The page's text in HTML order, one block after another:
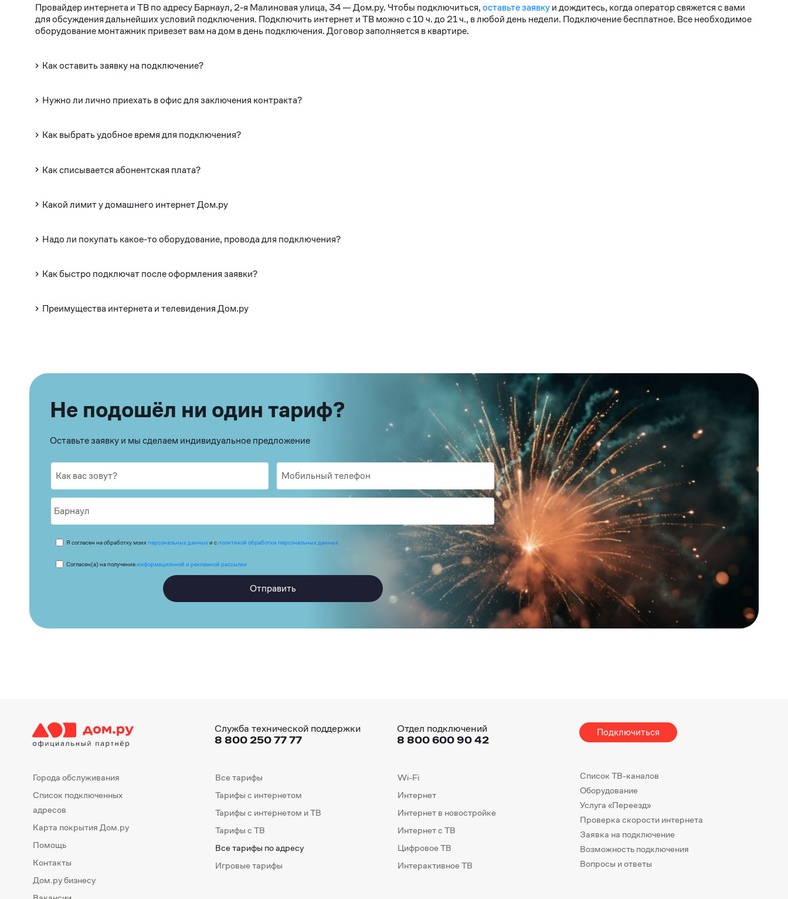
Провайдер интернета и ТВ по адресу Барнаул, 2-я Малиновая улица, 34 — Дом.ру. Чтобы подключиться,оставьте заявкуи дождитесь, когда оператор свяжется с вами
для обсуждения дальнейших условий подключения. Подключить интернет и ТВ можно с 10 ч. до 21 ч., в любой день недели. Подключение бесплатное. Все необходимое
оборудование монтажник привезет вам на дом в день подключения. Договор заполняется в квартире.
Как оставить заявку на подключение?
Нужно ли лично приехать в офис для заключения контракта?
Как выбрать удобное время для подключения?
Как списывается абонентская плата?
Какой лимит у домашнего интернет Дом.ру
Надо ли покупать какое-то оборудование, провода для подключения?
Как быстро подключат после оформления заявки?
Преимущества интернета и телевидения Дом.ру
Не подошёл ни один тариф?
Оставьте заявку и мы сделаем индивидуальное предложение
Я согласен на обработку моихперсональных данныхи сполитикой обработки персональных данных
Согласен(а) на получениеинформационной и рекламной рассылки
Отправить
Служба технической поддержки
8 800 250 77 77
Отдел подключений
8 800 600 90 42
Подключиться
Города обслуживания
Список подключенных
адресов
Карта покрытия Дом.ру
Помощь
Контакты
Дом.ру бизнесу
Все тарифы
Тарифы с интернетом
Тарифы с интернетом и ТВ
Тарифы с ТВ
Все тарифы по адресу
Игровые тарифы
Wi-Fi
Интернет
Интернет в новостройке
Интернет с ТВ
Цифровое ТВ
Интерактивное ТВ
Список ТВ-каналов
Оборудование
Услуга «Переезд»
Проверка скорости интернета
Заявка на подключение
Возможность подключения
Вопросы и ответы